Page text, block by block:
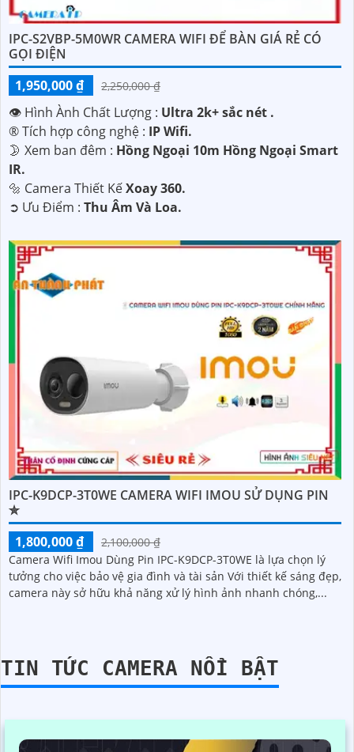
IPC-S2VBP-5M0WR CAMERA WIFI ĐỂ BÀN GIÁ RẺ CÓ
GỌI ĐIỆN
1,950,000 ₫
2,250,000 ₫
👁 Hình Ành Chất Lượng : Ultra 2k+ sắc nét .
®️ Tích hợp công nghệ : IP Wifi.
🌛 Xem ban đêm : Hồng Ngoại 10m Hồng Ngoại Smart
IR.
🔩 Camera Thiết KếXoay 360.
️➲ Ưu Điểm : Thu Âm Và Loa.
IPC-K9DCP-3T0WE CAMERA WIFI IMOU SỬ DỤNG PIN
✮
1,800,000 ₫
2,100,000 ₫
Camera Wifi Imou Dùng Pin IPC-K9DCP-3T0WE là lựa chọn lý
tưởng cho việc bảo vệ gia đình và tài sản Với thiết kế sáng đẹp,
camera này sở hữu khả năng xử lý hình ảnh nhanh chóng,...
TIN TỨC CAMERA NỔI BẬT